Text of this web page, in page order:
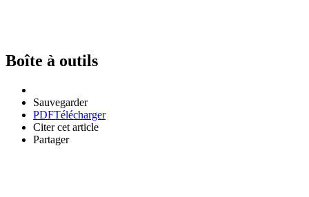
Boîte à outils
Sauvegarder
PDFTélécharger
Citer cet article
Partager